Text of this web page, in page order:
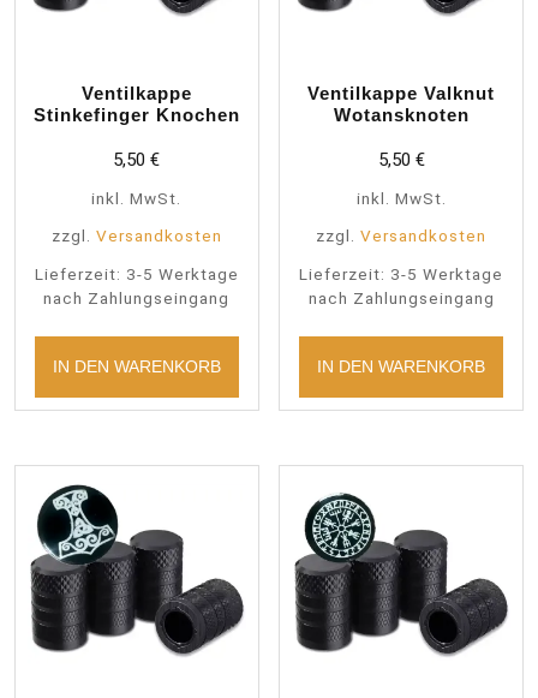
Ventilkappe
Stinkefinger Knochen
5,50€
inkl. MwSt.
zzgl. Versandkosten
Lieferzeit: 3-5 Werktage
nach Zahlungseingang
IN DEN WARENKORB
Ventilkappe Valknut
Wotansknoten
5,50 €
inkl. MwSt.
zzgl.Versandkosten
Lieferzeit: 3-5 Werktage
nach Zahlungseingang
IN DEN WARENKORB